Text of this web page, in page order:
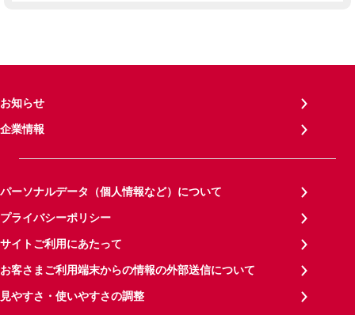
お知らせ
企業情報
パーソナルデータ（個人情報など）について
プライバシーポリシー
サイトご利用にあたって
お客さまご利用端末からの情報の外部送信について
見やすさ・使いやすさの調整